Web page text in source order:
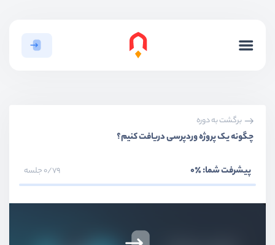
برگشت به دوره
چگونه یک پروژه وردپرسی دریافت کنیم؟
پیشرفت شما:٪0 0/79 جلسه
بخش دوم قالب‌ها
بخش چهارم ووکامرس